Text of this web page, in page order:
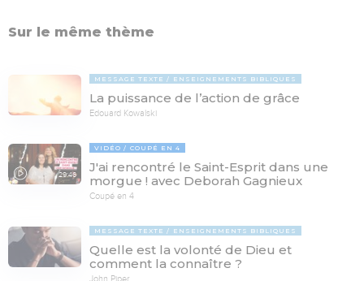
Sur le même thème
MESSAGE TEXTE ENSEIGNEMENTS BIBLIQUES
La puissance de l’action de grâce
Edouard Kowalski
29:46
VIDÉO COUPÉ EN 4
J'ai rencontré le Saint-Esprit dans une
morgue ! avec Deborah Gagnieux
Coupé en 4
MESSAGE TEXTE ENSEIGNEMENTS BIBLIQUES
Quelle est la volonté de Dieu et
comment la connaître ?
John Piper